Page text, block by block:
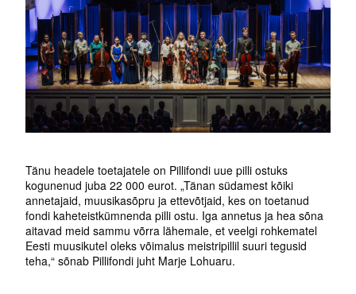
Tänu headele toetajatele on Pillifondi uue pilli ostuks
kogunenud juba 22 000 eurot. „Tänan südamest kõiki
annetajaid, muusikasõpru ja ettevõtjaid, kes on toetanud
fondi kaheteistkümnenda pilli ostu. Iga annetus ja hea sõna
aitavad meid sammu võrra lähemale, et veelgi rohkematel
Eesti muusikutel oleks võimalus meistripillil suuri tegusid
teha,“ sõnab Pillifondi juht Marje Lohuaru.